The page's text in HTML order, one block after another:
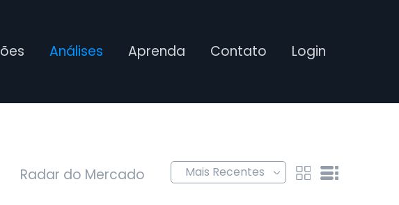
Análises Aprenda Contato Login
Radar do Mercado